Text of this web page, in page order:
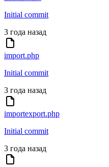
Initial commit
3 года назад
import.php
Initial commit
3 года назад
importexport.php
Initial commit
3 года назад